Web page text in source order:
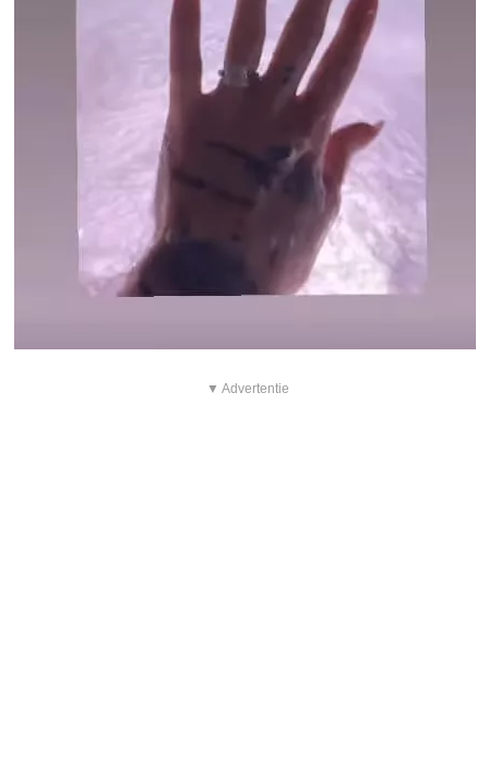
▼ Advertentie